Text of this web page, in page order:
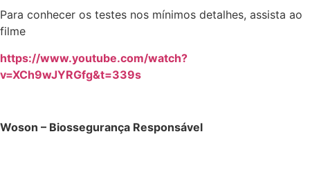
Para conhecer os testes nos mínimos detalhes, assista ao
filme
https://www.youtube.com/watch?
v=XCh9wJYRGfg&t=339s
Woson – Biossegurança Responsável